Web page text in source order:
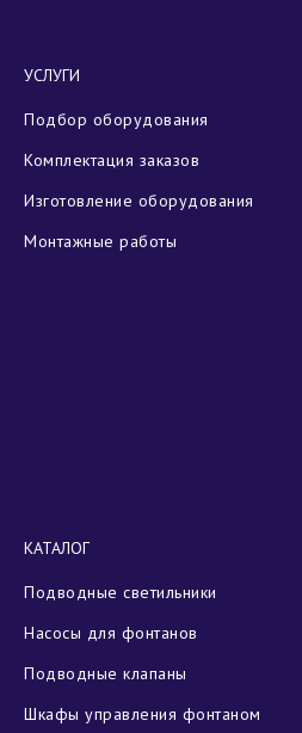
УСЛУГИ
Подбор оборудования
Комплектация заказов
Изготовление оборудования
Монтажные работы
КАТАЛОГ
Подводные светильники
Насосы для фонтанов
Подводные клапаны
Шкафы управления фонтаном